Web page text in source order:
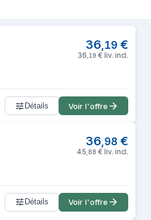
36,19 €
36 19 € liv. incl.
Détails Voir l'offre
36 98 €
45 88 € liv. incl.
Détails Voir l'offre